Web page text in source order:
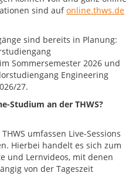
sind aufonline.thws.de
sind bereits in Planung:
Sommersemester 2026 und
Engineering
27.
Studium an der THWS?
umfassen Live-Sessions
Hierbei handelt es sich zum
und Lernvideos, mit denen
von der Tageszeit